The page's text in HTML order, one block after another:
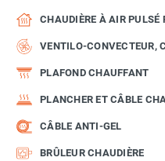
CHAUDIÈRE À AIR PULSÉ
VENTILO-CONVECTEUR,
PLAFOND CHAUFFANT
PLANCHER ET CÂBLE
CÂBLE ANTI-GEL
BRÛLEUR CHAUDIÈRE